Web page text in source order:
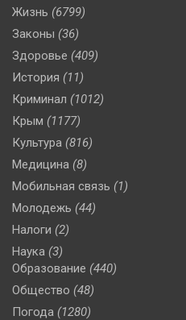
Жизнь (6799)
Законы (36)
Здоровье (409)
История (11)
Криминал (1012)
Крым (1177)
Культура (816)
Медицина (8)
Мобильная связь (1)
Молодежь (44)
Налоги (2)
Наука (3)
Образование (440)
Общество (48)
Погода (1280)